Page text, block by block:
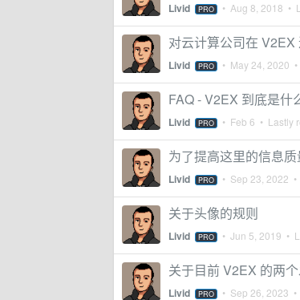
Livid PRO • Aug 8, 2018 •
对云计算公司在
Livid PRO • May 24, 2020
FAQ - V2EX 到底是什
Livid PRO • Feb 6 • Lastly
为了提高这里的信息
Livid PRO • Sep 23, 2022
关于头像的规则
Livid PRO • Jun 5, 2019 •
关于目前 V2EX 的两
Livid PRO • Sep 26, 2023